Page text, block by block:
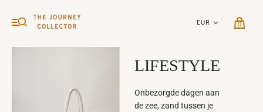
0
LIFESTYLE
Onbezorgde dagen aan
de zee, zand tussen je